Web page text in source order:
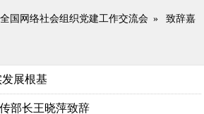
全国网络社会组织党建工作交流会 » 致辞嘉
展根基
部长王晓萍致辞